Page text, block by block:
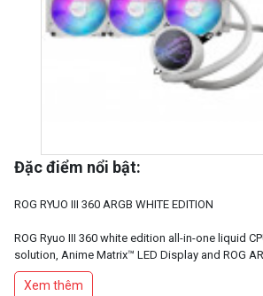
Đặc điểm nổi bật:
ROG RYUO III 360 ARGB WHITE EDITION
ROG Ryuo III 360 white edition all-in-one liquid
solution, Anime Matrix™ LED Display and ROG
The latest 8th gen Asetek pump is armed with
Xem thêm